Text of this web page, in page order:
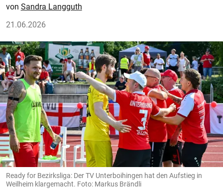
Sandra Langguth
21.06.2026
Ready for Bezirksliga: Der TV Unterboihingen hat den Aufstieg in
Weilheim klargemacht. Foto: Markus Brändli